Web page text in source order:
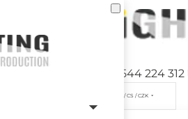
+420 544 224 312
/ CS / CZK